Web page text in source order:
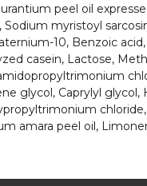
peel oil
Sodium myristoyl
10, Benzoic
casein, Lactose,
glycol, Caprylyl glycol,
amara peel oil,